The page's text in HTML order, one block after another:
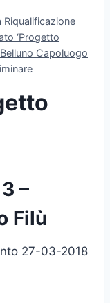
‘Progetto
Capoluogo
–
Filù
27-03-2018